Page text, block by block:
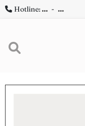
Hotline:... - ...